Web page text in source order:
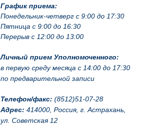
График приема:
Понедельник-четверг с 9:00 до 17:30
Пятница с 9:00 до 16:30
Перерыв с 12:00 до 13:00
Личный прием Уполномоченного:
в первую среду месяца с 14:00 до 17:30
по предварительной записи
Телефон/факс: (8512)51-07-28
Адрес: 414000, Россия, г. Астрахань,
ул. Советская 12